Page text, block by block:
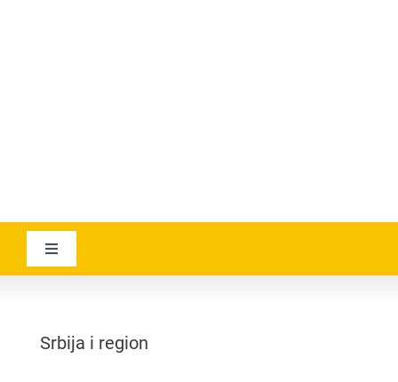
Toggle
Navigation
GEOGRAPHICA
Srbija i region